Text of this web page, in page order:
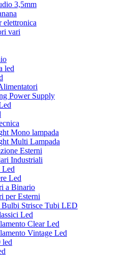
3,5mm
elettronica
vari
led
Power Supply
Mono lampada
Multi Lampada
Esterni
Industriali
Led
Led
a Binario
per Esterni
Strisce Tubi LED
Led
Clear Led
Vintage Led
led